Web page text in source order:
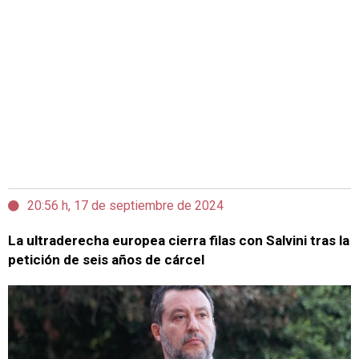
20:56 h, 17 de septiembre de 2024
La ultraderecha europea cierra filas con Salvini tras la
petición de seis años de cárcel